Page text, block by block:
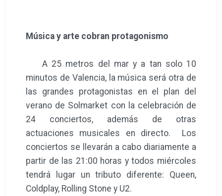
Música y arte cobran protagonismo
A 25 metros del mar y a tan solo 10
minutos de Valencia, la música será otra de
las grandes protagonistas en el plan del
verano de Solmarket con la celebración de
24 conciertos, además de otras
actuaciones musicales en directo. Los
conciertos se llevarán a cabo diariamente a
partir de las 21:00 horas y todos miércoles
tendrá lugar un tributo diferente: Queen,
Coldplay, Rolling Stone y U2.